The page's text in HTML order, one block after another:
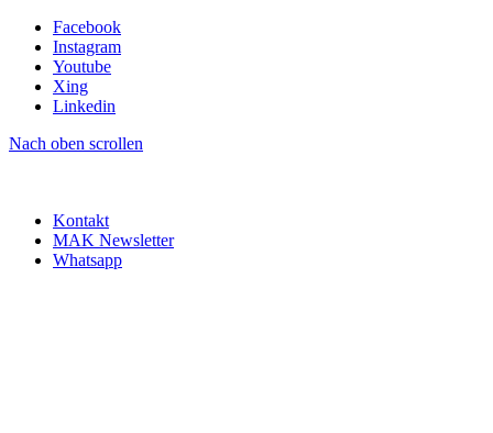
Facebook
Instagram
Youtube
Xing
Linkedin
Nach oben scrollen
Kontakt
MAK Newsletter
Whatsapp